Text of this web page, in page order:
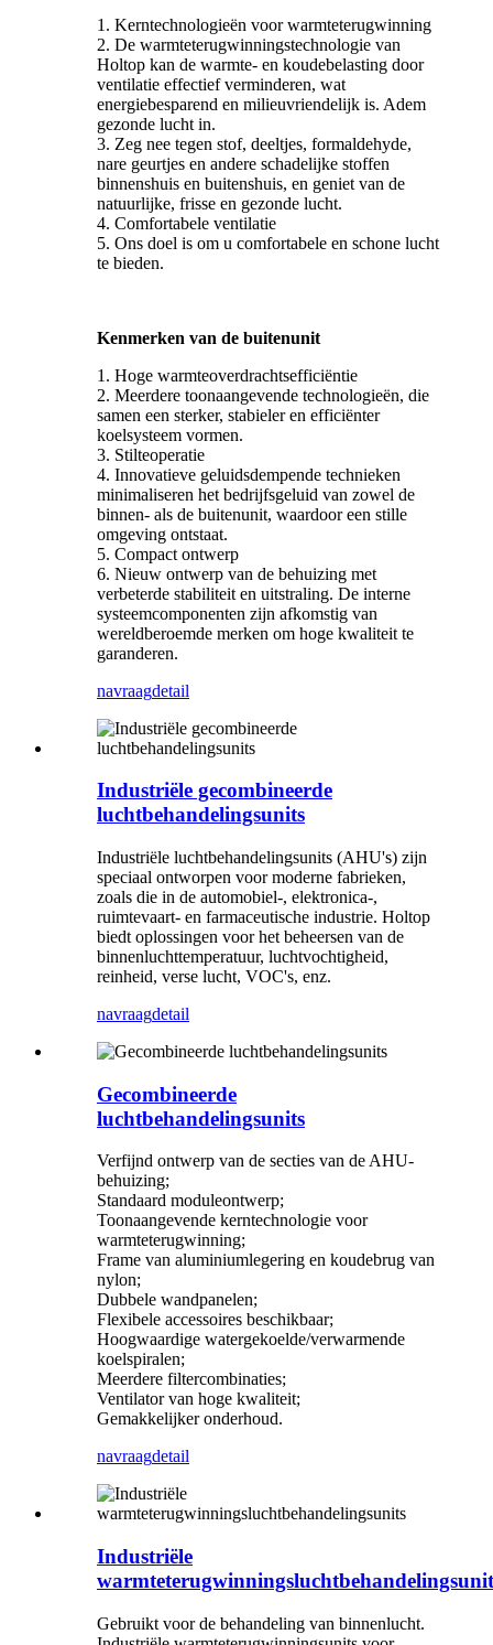
1. Kerntechnologieën voor warmteterugwinning
2. De warmteterugwinningstechnologie van
Holtop kan de warmte- en koudebelasting door
ventilatie effectief verminderen, wat
energiebesparend en milieuvriendelijk is. Adem
gezonde lucht in.
3. Zeg nee tegen stof, deeltjes, formaldehyde,
nare geurtjes en andere schadelijke stoffen
binnenshuis en buitenshuis, en geniet van de
natuurlijke, frisse en gezonde lucht.
4. Comfortabele ventilatie
5. Ons doel is om u comfortabele en schone lucht
te bieden.
Kenmerken van de buitenunit
1. Hoge warmteoverdrachtsefficiëntie
2. Meerdere toonaangevende technologieën, die
samen een sterker, stabieler en efficiënter
koelsysteem vormen.
3. Stilteoperatie
4. Innovatieve geluidsdempende technieken
minimaliseren het bedrijfsgeluid van zowel de
binnen- als de buitenunit, waardoor een stille
omgeving ontstaat.
5. Compact ontwerp
6. Nieuw ontwerp van de behuizing met
verbeterde stabiliteit en uitstraling. De interne
systeemcomponenten zijn afkomstig van
wereldberoemde merken om hoge kwaliteit te
garanderen.
navraagdetail
Industriële gecombineerde
luchtbehandelingsunits
Industriële luchtbehandelingsunits (AHU's) zijn
speciaal ontworpen voor moderne fabrieken,
zoals die in de automobiel-, elektronica-,
ruimtevaart- en farmaceutische industrie. Holtop
biedt oplossingen voor het beheersen van de
binnenluchttemperatuur, luchtvochtigheid,
reinheid, verse lucht, VOC's, enz.
navraagdetail
Gecombineerde
luchtbehandelingsunits
Verfijnd ontwerp van de secties van de AHU-
behuizing;
Standaard moduleontwerp;
Toonaangevende kerntechnologie voor
warmteterugwinning;
Frame van aluminiumlegering en koudebrug van
nylon;
Dubbele wandpanelen;
Flexibele accessoires beschikbaar;
Hoogwaardige watergekoelde/verwarmende
koelspiralen;
Meerdere filtercombinaties;
Ventilator van hoge kwaliteit;
Gemakkelijker onderhoud.
navraagdetail
Industriële
Gebruikt voor de behandeling van binnenlucht.